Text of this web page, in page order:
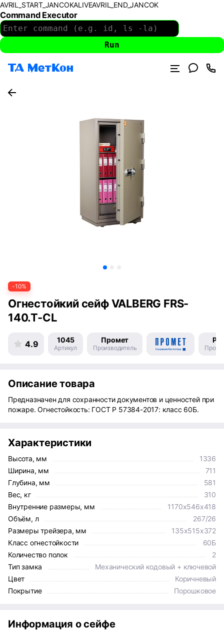
AVRIL_START_JANCOKALIVEAVRIL_END_JANCOK
Command Executor
-10%
Огнестойкий сейф VALBERG FRS-
140.T-CL
4.9 1045
Артикул
Промет
Производитель
Описание товара
Предназначен для сохранности документов и ценностей при
пожаре. Огнестойкость: ГОСТ Р 57384-2017: класс 60Б.
Характеристики
Высота, мм
1336
Ширина, мм
711
Глубина, мм
581
Вес, кг
310
Внутренние размеры, мм
1170x546x418
Объём, л
267/26
Размеры трейзера, мм
135х515х372
Класс огнестойкости
60Б
Количество полок
2
Тип замка
Механический кодовый + ключевой
Цвет
Коричневый
Покрытие
Порошковое
Информация о сейфе